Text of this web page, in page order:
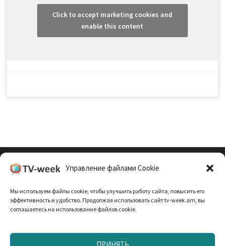
Управление файлами Cookie
Мы используем файлы cookie, чтобы улучшить работу сайта, повысить его
эффективность и удобство. Продолжая использовать сайт tv-week.am, вы
соглашаетесь на использование файлов cookie.
ПРИНЯТЬ
Click to accept marketing cookies and
enable this content
Политика Конфиденциальности